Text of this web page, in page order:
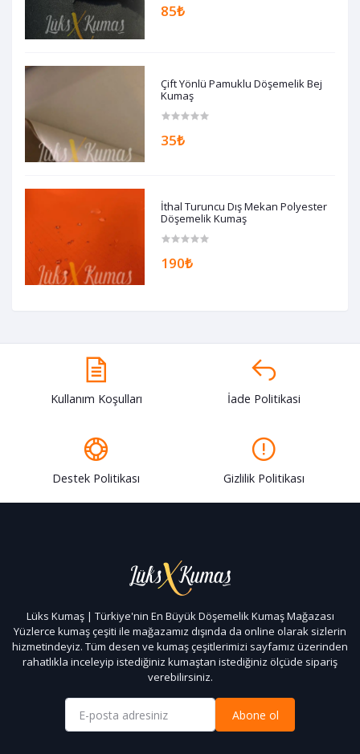
85₺
Çift Yönlü Pamuklu Döşemelik Bej
Kumaş
35₺
İthal Turuncu Dış Mekan Polyester
Döşemelik Kumaş
190₺
Kullanım Koşulları İade Politikasi
Destek Politikası Gizlilik Politikası
Lüks Kumaş | Türkiye'nin En Büyük Döşemelik Kumaş Mağazası
Yüzlerce kumaş çeşiti ile mağazamız dışında da online olarak sizlerin
hizmetindeyiz. Tüm desen ve kumaş çeşitlerimizi sayfamız üzerinden
rahatlıkla inceleyip istediğiniz kumaştan istediğiniz ölçüde sipariş
verebilirsiniz.
Abone ol